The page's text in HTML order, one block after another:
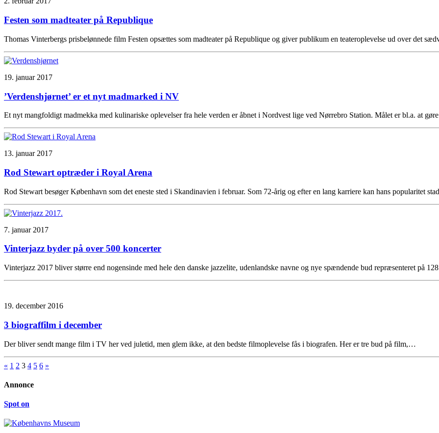
Festen som madteater på Republique
Thomas Vinterbergs prisbelønnede film Festen opsættes som madteater på Republique og giver publikum en teateroplevelse ud over det
19. januar 2017
’Verdenshjørnet’ er et nyt madmarked i NV
Et nyt mangfoldigt madmekka med kulinariske oplevelser fra hele verden er åbnet i Nordvest lige ved Nørrebro Station. Målet er bl.a. at
13. januar 2017
Rod Stewart optræder i Royal Arena
Rod Stewart besøger København som det eneste sted i Skandinavien i februar. Som 72-årig og efter en lang karriere kan hans popularitet
7. januar 2017
Vinterjazz byder på over 500 koncerter
Vinterjazz 2017 bliver større end nogensinde med hele den danske jazzelite, udenlandske navne og nye spændende bud repræsenteret på
19. december 2016
3 biograffilm i december
Der bliver sendt mange film i TV her ved juletid, men glem ikke, at den bedste filmoplevelse fås i biografen. Her er tre bud på film,…
« 1 2 3 4 5 6 »
Annonce
Spot on